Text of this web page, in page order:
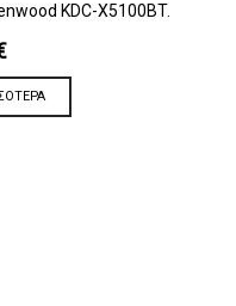
KDC-X5100BT.